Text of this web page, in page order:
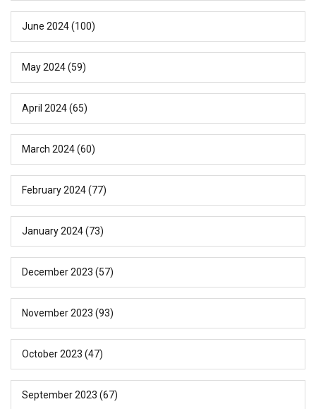
June 2024(100)
May 2024(59)
April 2024(65)
March 2024(60)
February 2024(77)
January 2024(73)
December 2023 (57)
November 2023 (93)
October 2023 (47)
September 2023 (67)